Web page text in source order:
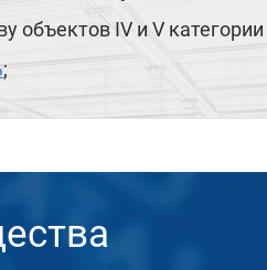
объектов IV и V
;